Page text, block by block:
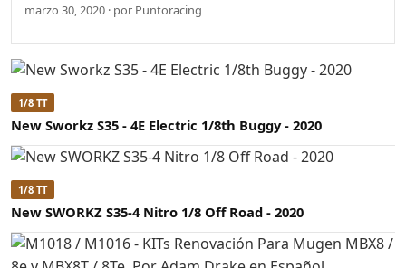
marzo 30, 2020 · por Puntoracing
1/8 TT
New Sworkz S35 - 4E Electric 1/8th Buggy - 2020
1/8 TT
New SWORKZ S35-4 Nitro 1/8 Off Road - 2020